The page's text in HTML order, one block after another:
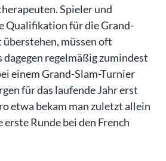
Spieler und
Qualifikation für die Grand-
müssen oft
dagegen regelmäßig zumindest
einem Grand-Slam-Turnier
für das laufende Jahr erst
etwa bekam man zuletzt allein
erste Runde bei den French